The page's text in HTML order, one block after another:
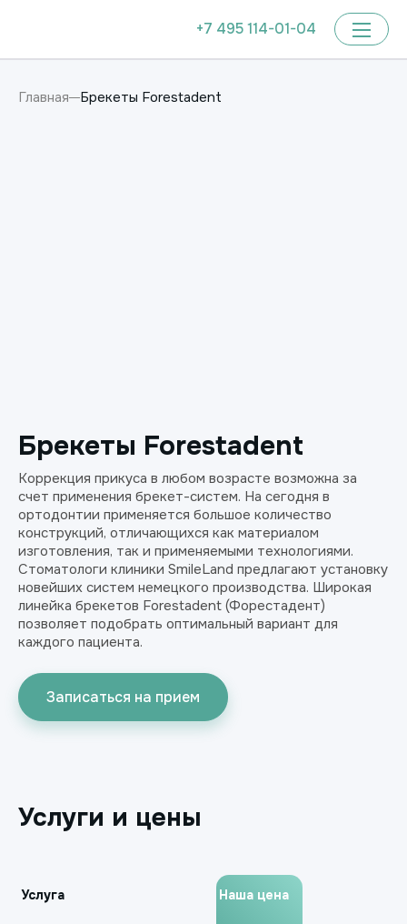
+7 495 114-01-04
Главная Брекеты Forestadent
Брекеты Forestadent
Коррекция прикуса в любом возрасте возможна за
счет применения брекет-систем. На сегодня в
ортодонтии применяется большое количество
конструкций, отличающихся как материалом
изготовления, так и применяемыми технологиями.
Стоматологи клиники SmileLand предлагают установку
новейших систем немецкого производства. Широкая
линейка брекетов Forestadent (Форестадент)
позволяет подобрать оптимальный вариант для
каждого пациента.
Записаться на прием
Услуги и цены
Услуга Наша цена